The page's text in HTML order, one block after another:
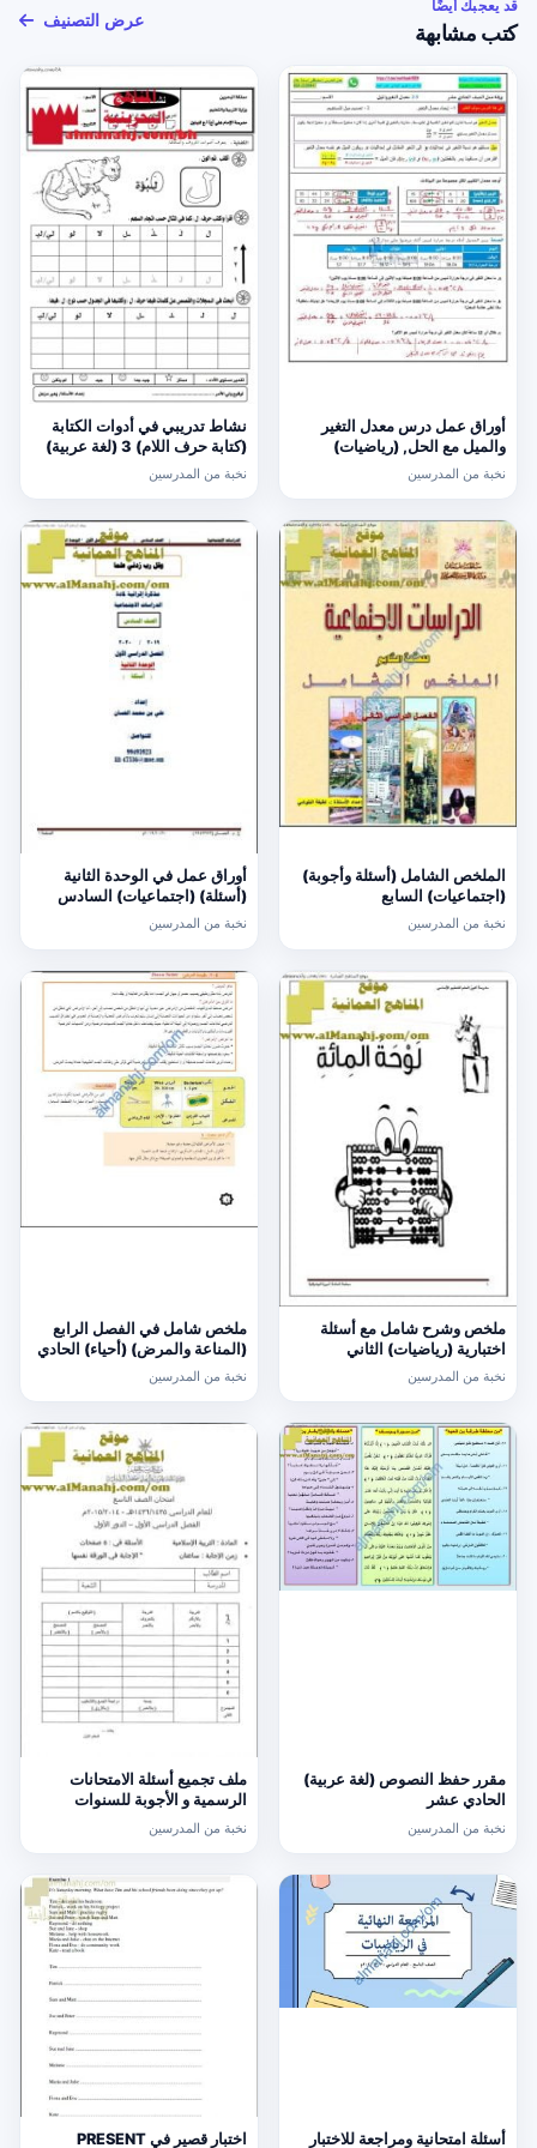
قد يعجبك أيضًا
كتب مشابهة
عرض التصنيف
أوراق عمل درس معدل التغير
والميل مع الحل, (رياضيات)
الحادي عشر العام
نخبة من المدرسين
نشاط تدريبي في أدوات الكتابة
(كتابة حرف اللام) 3 (لغة عربية)
نخبة من المدرسين
الملخص الشامل (أسئلة وأجوبة)
(اجتماعيات) السابع
نخبة من المدرسين
أوراق عمل في الوحدة الثانية
(أسئلة) (اجتماعيات) السادس
نخبة من المدرسين
ملخص وشرح شامل مع أسئلة
اختبارية (رياضيات) الثاني
نخبة من المدرسين
ملخص شامل في الفصل الرابع
(المناعة والمرض) (أحياء) الحادي
نخبة من المدرسين
مقرر حفظ النصوص (لغة عربية)
الحادي عشر
نخبة من المدرسين
ملف تجميع أسئلة الامتحانات
الرسمية و الأجوبة للسنوات
السابقة الدور الأول (الامتحانات)
التاسع
نخبة من المدرسين
أسئلة امتحانية ومراجعة للاختبار
اختبار قصير في PRESENT